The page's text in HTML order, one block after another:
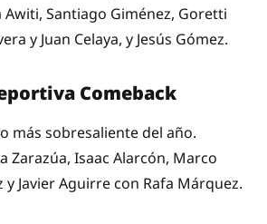
Awiti, Santiago Giménez, Goretti
y Juan Celaya, y Jesús Gómez.
Comeback
más sobresaliente del año.
Zarazúa, Isaac Alarcón, Marco
y Javier Aguirre con Rafa Márquez.